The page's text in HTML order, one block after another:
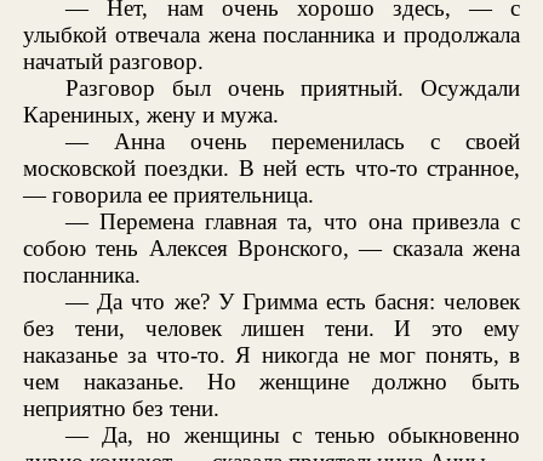
— Нет, нам очень хорошо здесь, — с
улыбкой отвечала жена посланника и продолжала
начатый разговор.
Разговор был очень приятный. Осуждали
Карениных, жену и мужа.
— Анна очень переменилась с своей
московской поездки. В ней есть что-то странное,
— говорила ее приятельница.
— Перемена главная та, что она привезла с
собою тень Алексея Вронского, — сказала жена
посланника.
— Да что же? У Гримма есть басня: человек
без тени, человек лишен тени. И это ему
наказанье за что-то. Я никогда не мог понять, в
чем наказанье. Но женщине должно быть
неприятно без тени.
— Да, но женщины с тенью обыкновенно